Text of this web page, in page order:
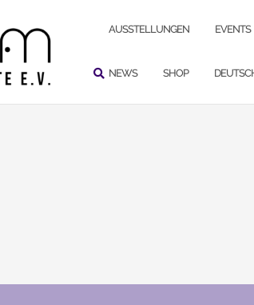
AUSSTELLUNGEN EVENTS
NEWS SHOP